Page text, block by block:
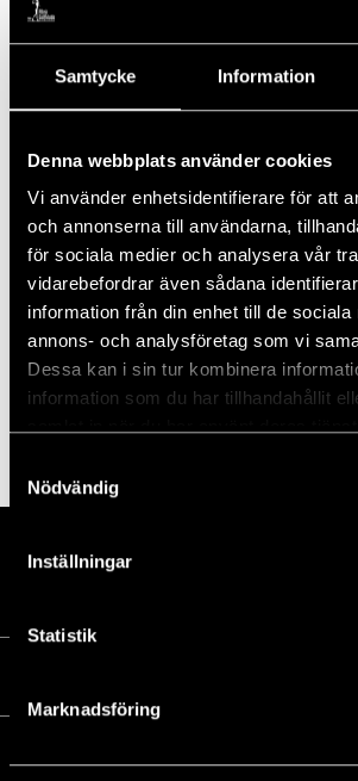
Samtycke Information
Denna webbplats använder cookies
Vi använder enhetsidentifierare för att
och annonserna till användarna,
för sociala medier och analysera vår
vidarebefordrar även sådana
information från din enhet till de sociala
annons- och analysföretag som vi
Dessa kan i sin tur kombinera
information som du har tillhandahållit
Nödvändig
Inställningar
Statistik
Marknadsföring
Datum:
30 augusti, 2025
Tid:
14:00 - 22:00
PLATS
Piteå GK